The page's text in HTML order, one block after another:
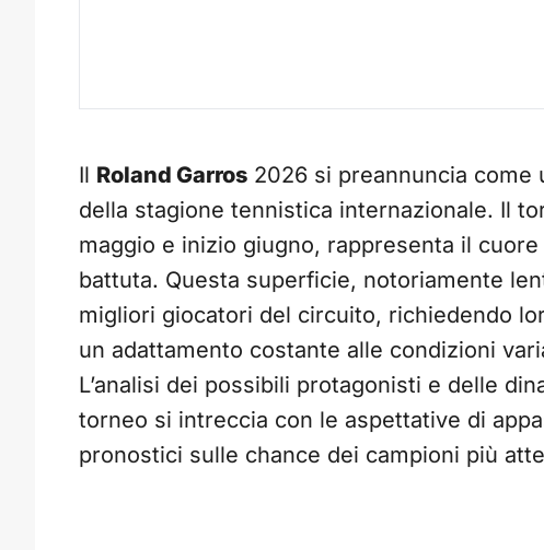
Il Roland Garros 2026 si preannuncia come
della stagione tennistica internazionale. Il
maggio e inizio giugno, rappresenta il
battuta. Questa superficie, notoriamente
migliori giocatori del circuito, richiedendo
un adattamento costante alle condizioni
L’analisi dei possibili protagonisti e delle
torneo si intreccia con le aspettative di
pronostici sulle chance dei campioni più